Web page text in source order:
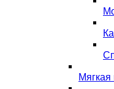
Мягкая